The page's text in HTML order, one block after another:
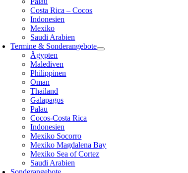
Costa Rica – Cocos
Indonesien
Mexiko
Saudi Arabien
Termine & Sonderangebote
Ägypten
Malediven
Philippinen
Oman
Thailand
Galapagos
Palau
Cocos-Costa Rica
Indonesien
Mexiko Socorro
Mexiko Magdalena Bay
Mexiko Sea of Cortez
Saudi Arabien